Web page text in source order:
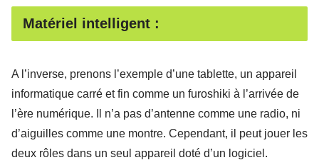
Matériel intelligent :
A l’inverse, prenons l’exemple d’une tablette, un appareil
informatique carré et fin comme un furoshiki à l’arrivée de
l’ère numérique. Il n’a pas d’antenne comme une radio, ni
d’aiguilles comme une montre. Cependant, il peut jouer les
deux rôles dans un seul appareil doté d’un logiciel.